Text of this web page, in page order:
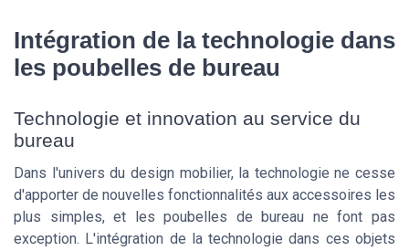
Intégration de la technologie dans
les poubelles de bureau
Technologie et innovation au service du
bureau
Dans l'univers du design mobilier, la technologie ne cesse
d'apporter de nouvelles fonctionnalités aux accessoires les
plus simples, et les poubelles de bureau ne font pas
exception. L'intégration de la technologie dans ces objets